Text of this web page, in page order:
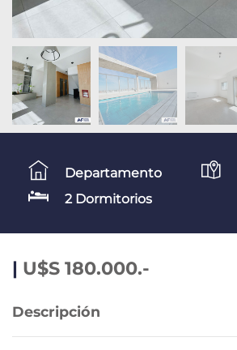
Departamento
2 Dormitorios
| U$S 180.000.-
Descripción